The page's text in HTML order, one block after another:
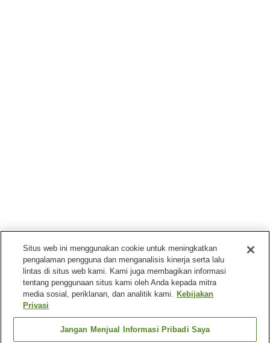
Situs web ini menggunakan cookie untuk meningkatkan
pengalaman pengguna dan menganalisis kinerja serta lalu
lintas di situs web kami. Kami juga membagikan informasi
tentang penggunaan situs kami oleh Anda kepada mitra
media sosial, periklanan, dan analitik kami. Kebijakan
Privasi
Jangan Menjual Informasi Pribadi Saya